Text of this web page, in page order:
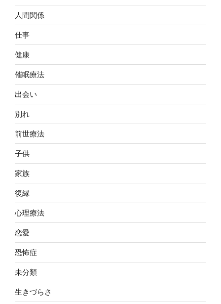
人間関係
仕事
健康
催眠療法
出会い
別れ
前世療法
子供
家族
復縁
心理療法
恋愛
恐怖症
未分類
生きづらさ